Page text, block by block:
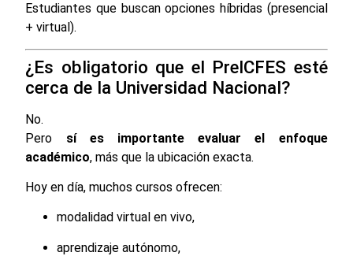
Estudiantes que buscan opciones híbridas (presencial
+ virtual).
¿Es obligatorio que el PreICFES esté
cerca de la Universidad Nacional?
No.
Pero sí es importante evaluar el enfoque
académico, más que la ubicación exacta.
Hoy en día, muchos cursos ofrecen:
modalidad virtual en vivo,
aprendizaje autónomo,